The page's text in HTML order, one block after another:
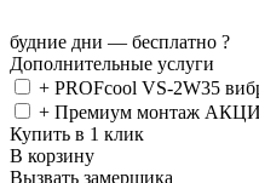
будние дни — бесплатно ?
Дополнительные услуги
+ PROFcool VS-2W35
+ Премиум монтаж
Купить в 1 клик
В корзину
Вызвать замерщика